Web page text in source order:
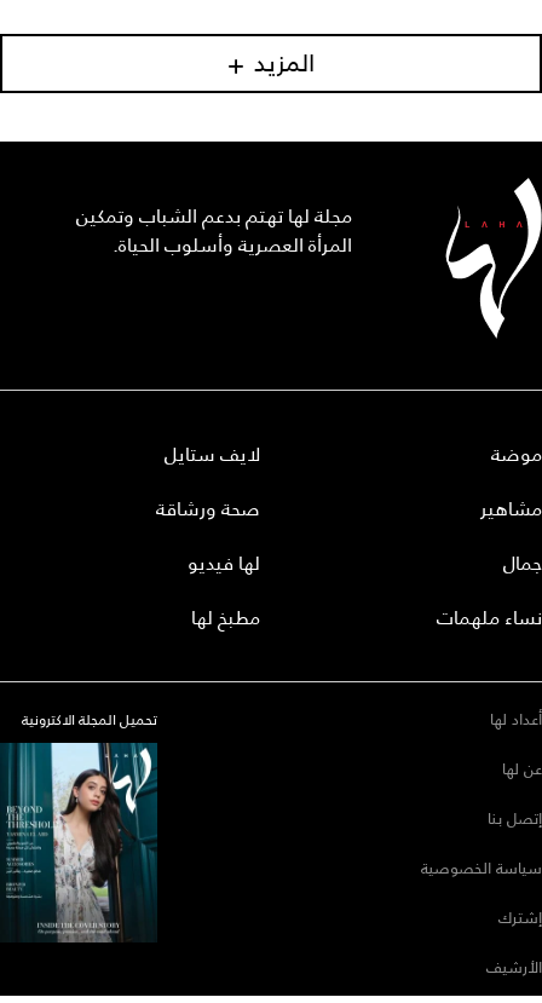
المزيد
مجلة لها تهتم بدعم الشباب وتمكين
المرأة العصرية وأسلوب الحياة.
موضة
مشاهير
جمال
نساء ملهمات
لايف ستايل
صحة ورشاقة
لها فيديو
مطبخ لها
أعداد لها
عن لها
إتصل بنا
سياسة الخصوصية
إشترك
الأرشيف
تحميل المجلة الاكترونية